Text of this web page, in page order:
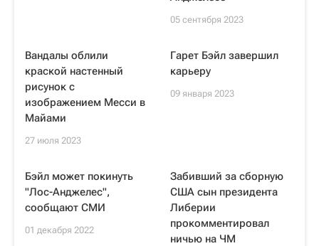
05 сентября 2023
Вандалы облили
краской настенный
рисунок с
изображением Месси в
Майами
27 июля 2023
Гарет Бэйл завершил
карьеру
09 января 2023
Бэйл может покинуть
"Лос-Анджелес",
сообщают СМИ
01 декабря 2022
Забивший за сборную
США сын президента
Либерии
прокомментировал
ничью на ЧМ